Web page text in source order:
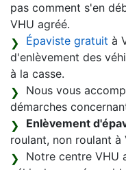
pas comment s'en
VHU agréé.
Épaviste gratuit à
d'enlèvement des
à la casse.
Nous vous
démarches
Enlèvement
roulant, non roulant à
Notre centre VHU